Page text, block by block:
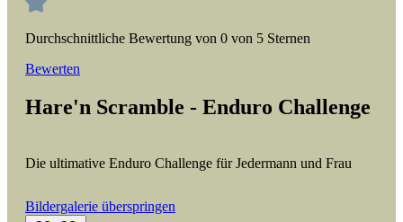
Durchschnittliche Bewertung von 0 von 5 Sternen
Bewerten
Hare'n Scramble - Enduro Challenge
Die ultimative Enduro Challenge für Jedermann und Frau
Bildergalerie überspringen